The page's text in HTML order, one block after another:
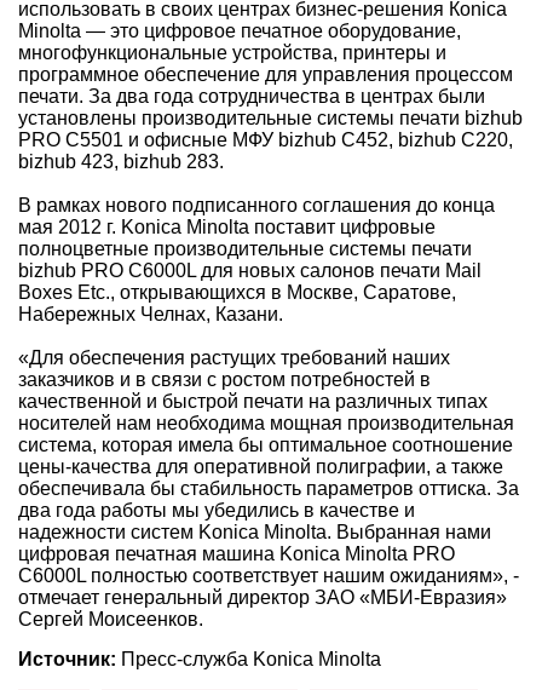
использовать в своих центрах бизнес-решения Кonica
Minolta — это цифровое печатное оборудование,
многофункциональные устройства, принтеры и
программное обеспечение для управления процессом
печати. За два года сотрудничества в центрах были
установлены производительные системы печати bizhub
PRO C5501 и офисные МФУ bizhub C452, bizhub C220,
bizhub 423, bizhub 283.
В рамках нового подписанного соглашения до конца
мая 2012 г. Konica Minolta поставит цифровые
полноцветные производительные системы печати
bizhub PRO C6000L для новых салонов печати Mail
Boxes Etc., открывающихся в Москве, Саратове,
Набережных Челнах, Казани.
«Для обеспечения растущих требований наших
заказчиков и в связи с ростом потребностей в
качественной и быстрой печати на различных типах
носителей нам необходима мощная производительная
система, которая имела бы оптимальное соотношение
цены-качества для оперативной полиграфии, а также
обеспечивала бы стабильность параметров оттиска. За
два года работы мы убедились в качестве и
надежности систем Konica Minolta. Выбранная нами
цифровая печатная машина Konica Minolta PRO
C6000L полностью соответствует нашим ожиданиям», -
отмечает генеральный директор ЗАО «МБИ-Евразия»
Cергей Моисеенков.
Источник: Пресс-служба Konica Minolta